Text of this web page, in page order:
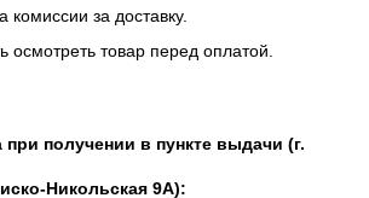
комиссии за доставку.
осмотреть товар перед оплатой.
при получении в пункте выдачи (г.
Никольская 9А):